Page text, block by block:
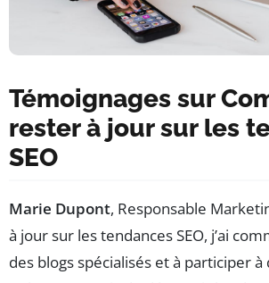
Témoignages sur
rester à jour sur les
SEO
Marie Dupont, Responsable
à jour sur les tendances SEO, j’ai
des blogs spécialisés et à participer